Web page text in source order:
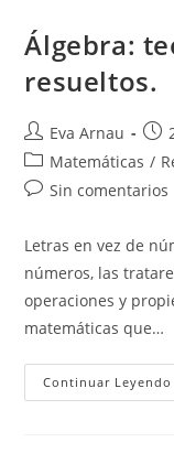
Álgebra:
resueltos.
Autor
de
la
entrada:
Eva Arnau
de
Categoría
de
Matemáticas /
Comentarios
la
entrada:
Sin comentarios
Letras en vez de
números, las
operaciones y
matemáticas que…
Continuar Leyendo